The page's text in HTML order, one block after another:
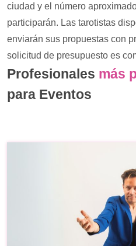
ciudad y el número
participarán. Las tarotistas
enviarán sus propuestas con
solicitud de presupuesto es
Profesionales más
para Eventos